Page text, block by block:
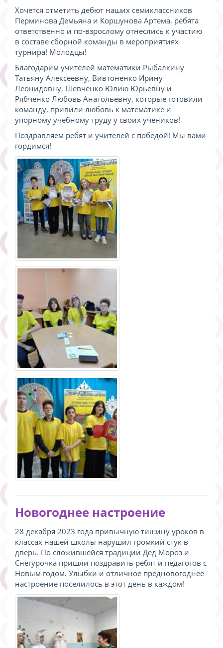
Хочется отметить дебют наших семиклассников
Перминова Демьяна и Коршунова Артема, ребята
ответственно и по-взрослому отнеслись к участию
в составе сборной команды в мероприятиях
турнира! Молодцы!
Благодарим учителей математики Рыбалкину
Татьяну Алексеевну, Вивтоненко Ирину
Леонидовну, Шевченко Юлию Юрьевну и
Рябченко Любовь Анатольевну, которые готовили
команду, привили любовь к математике и
упорному учебному труду у своих учеников!
Поздравляем ребят и учителей с победой! Мы вами
гордимся!
Новогоднее настроение
28 декабря 2023 года привычную тишину уроков в
классах нашей школы нарушил громкий стук в
дверь. По сложившейся традиции Дед Мороз и
Снегурочка пришли поздравить ребят и педагогов с
Новым годом. Улыбки и отличное предновогоднее
настроение поселилось в этот день в каждом!